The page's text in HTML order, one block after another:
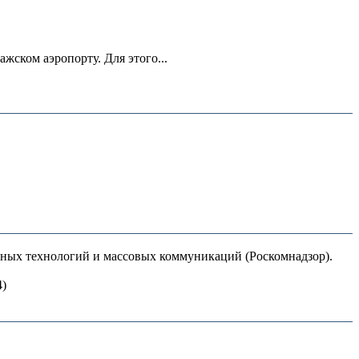
аэропорту. Для этого...
технологий и массовых коммуникаций (Роскомнадзор).